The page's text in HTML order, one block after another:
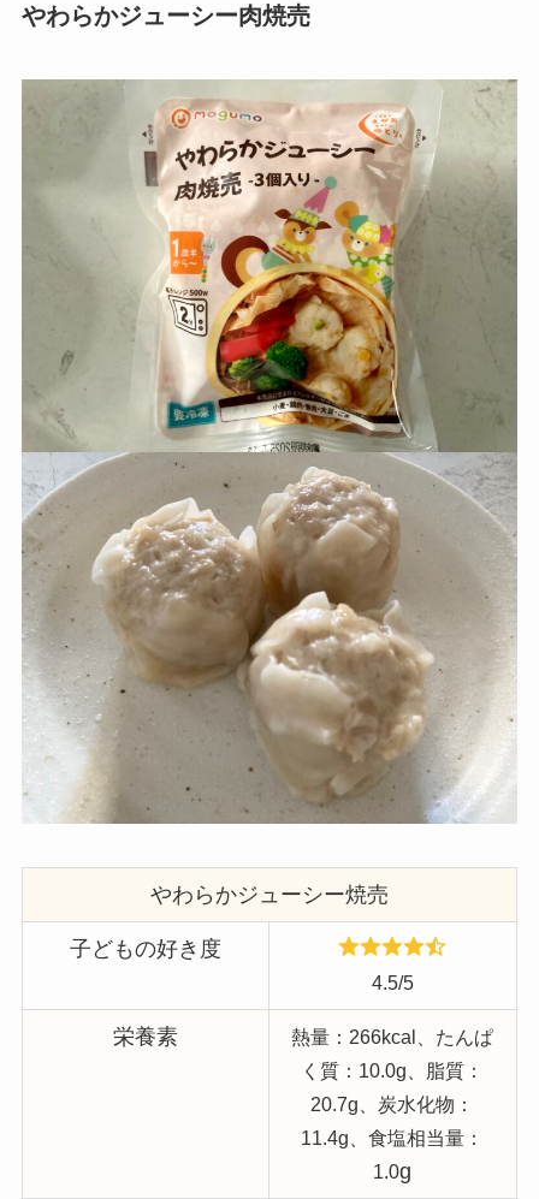
やわらかジューシー肉焼売
やわらかジューシー焼売
子どもの好き度
4.5/5
栄養素
熱量：266kcal、たんぱ
く質：10.0g、脂質：
20.7g、炭水化物：
11.4g、食塩相当量：
1.0g